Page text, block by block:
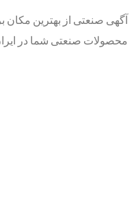
آگهی صنعتی از بهترین
محصولات صنعتی شما در